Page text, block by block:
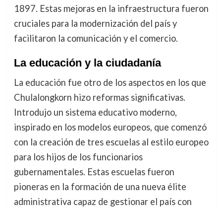
1897. Estas mejoras en la infraestructura fueron
cruciales para la modernización del país y
facilitaron la comunicación y el comercio.
La educación y la ciudadanía
La educación fue otro de los aspectos en los que
Chulalongkorn hizo reformas significativas.
Introdujo un sistema educativo moderno,
inspirado en los modelos europeos, que comenzó
con la creación de tres escuelas al estilo europeo
para los hijos de los funcionarios
gubernamentales. Estas escuelas fueron
pioneras en la formación de una nueva élite
administrativa capaz de gestionar el país con